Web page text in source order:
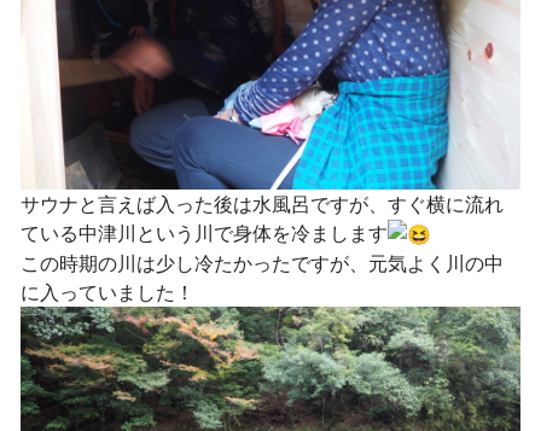
サウナと言えば入った後は水風呂ですが、すぐ横に流れ
ている中津川という川で身体を冷まします
この時期の川は少し冷たかったですが、元気よく川の中
に入っていました！